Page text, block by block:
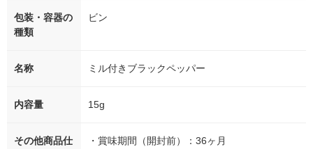
包装・容器の
種類
ビン
名称 ミル付きブラックペッパー
内容量 15g
その他商品仕
・賞味期間（開封前）：36ヶ月